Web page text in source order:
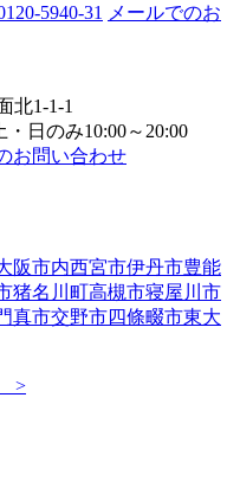
5940-31
メールでのお
北1-1-1
日のみ10:00～20:00
お問い合わせ
阪市内西宮市伊丹市豊能
猪名川町高槻市寝屋川市
真市交野市四條畷市東大
>